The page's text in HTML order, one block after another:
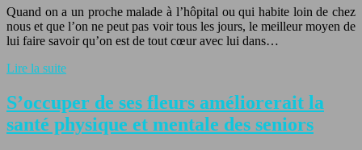
Quand on a un proche malade à l’hôpital ou qui habite loin de chez
nous et que l’on ne peut pas voir tous les jours, le meilleur moyen de
lui faire savoir qu’on est de tout cœur avec lui dans…
Lire la suite
S’occuper de ses fleurs améliorerait la
santé physique et mentale des seniors